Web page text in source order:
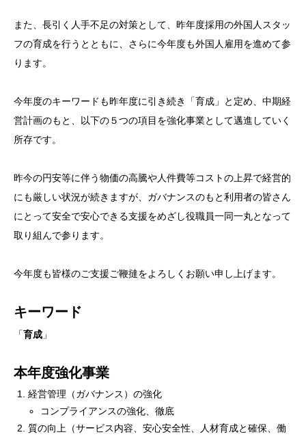
また、長引く人手不足の対策として、昨年度採用の外国人スタッ
フの育成を行うとともに、さらに今年度も外国人雇用を進めて参
ります。
今年度のキーワードも昨年度に引き続き「育成」と定め、中期経
営計画のもと、以下の５つの項目を強化事業として邁進していく
所存です。
昨今の円安等に伴う物価の高騰や人件費等コストの上昇で経営的
にも厳しい状況が続きますが、ガバナンスのもと利用者の皆さん
にとって安全で安心できる支援をめざし役職員一同一丸となって
取り組んで参ります。
今年度も皆様のご支援ご鞭撻をよろしくお願い申し上げます。
キーワード
「育成 」
本年度強化事業
経営管理（ガバナンス）の強化
コンプライアンスの強化、徹底
質の向上（サービス内容、安心安全性、人材育成と確保、働